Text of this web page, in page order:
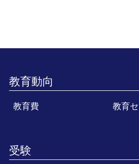
教育動向
教育費 教育
受験